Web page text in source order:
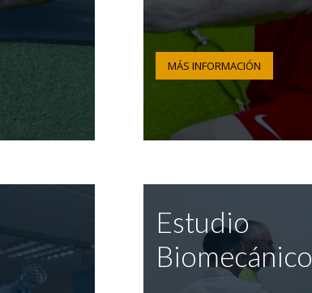
MÁS INFORMACIÓN
Estudio
Biomecánico